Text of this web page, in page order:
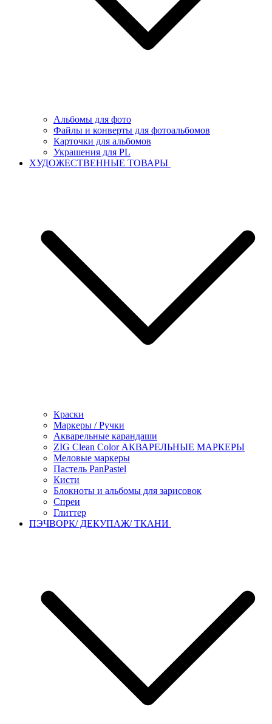
Альбомы для фото
Файлы и конверты для фотоальбомов
Карточки для альбомов
Украшения для PL
ХУДОЖЕСТВЕННЫЕ ТОВАРЫ
Краски
Маркеры / Ручки
Акварельные карандаши
ZIG Clean Color АКВАРЕЛЬНЫЕ МАРКЕРЫ
Меловые маркеры
Пастель PanPastel
Кисти
Блокноты и альбомы для зарисовок
Спреи
Глиттер
ПЭЧВОРК/ ДЕКУПАЖ/ ТКАНИ